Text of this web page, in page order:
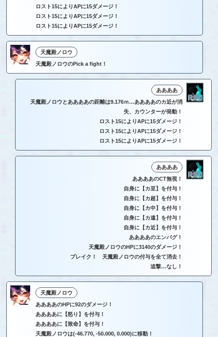
ロスト15によりAPに15ダメージ！
ロスト15によりAPに15ダメージ！
ロスト15によりAPに15ダメージ！
天魔殿ノロウ
天魔殿ノロウのPick a fight！
ああああ
天魔殿ノロウとああああの距離は9.176ｍ…ああああのカ近が消
失、カウンターが発動！
ロスト15によりAPに15ダメージ！
ロスト15によりAPに15ダメージ！
ロスト15によりAPに15ダメージ！
ああああ
ああああのCT無視！
自身に【カ至】を付与！
自身に【カ超】を付与！
自身に【カ中】を付与！
自身に【カ遠】を付与！
自身に【カ近】を付与！
ああああのエンバグ！
天魔殿ノロウのHPに3140のダメージ！
ブレイク！ 天魔殿ノロウの付与を全て消去！
追撃…なし！
天魔殿ノロウ
ああああのHPに92のダメージ！
ああああに【怒り】を付与！
ああああに【致命】を付与！
天魔殿ノロウは(-46.770, -50.000, 0.000)に移動！